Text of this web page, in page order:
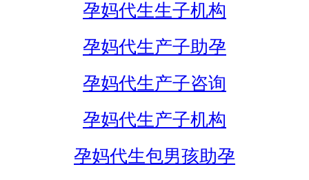
孕妈代生生子机构
孕妈代生产子助孕
孕妈代生产子咨询
孕妈代生产子机构
孕妈代生包男孩助孕